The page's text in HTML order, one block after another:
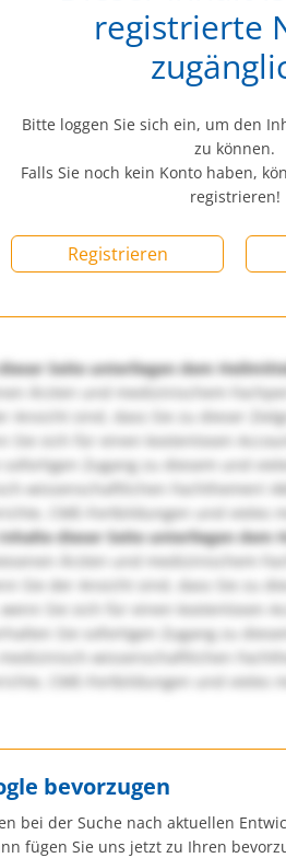
registrierte
Bitte loggen Sie sich ein, um den
zu können.
Falls Sie noch kein Konto haben,
registrieren!
Registrieren
Seite unterliegen dem
Ärzten und medizinischem
Ansicht sind, dass Sie zu dieser
Sie sich für einen kostenlosen
sofortigen Zugang zu diesem und
wissenschaftlichen Fachthemen!
CME-Fortbildungen und vieles
dieser Seite unterliegen dem
Ärzten und medizinischem
Sie der Ansicht sind, dass Sie zu
Sie sich für einen kostenlosen
Sie sofortigen Zugang zu
wissenschaftlichen
CME-Fortbildungen und vieles
bevorzugen
bei der Suche nach aktuellen
fügen Sie uns jetzt zu Ihren